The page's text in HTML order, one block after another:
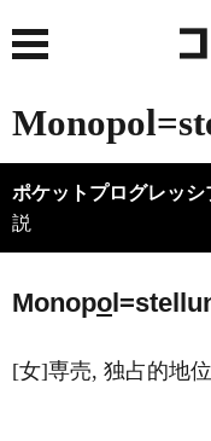
ポケットプログレッシ
説
Monopo
[女]専売, 独占的地